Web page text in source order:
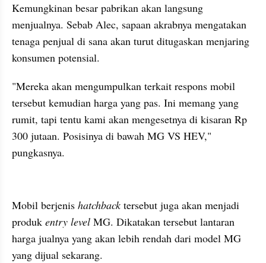
Kemungkinan besar pabrikan akan langsung
menjualnya. Sebab Alec, sapaan akrabnya mengatakan
tenaga penjual di sana akan turut ditugaskan menjaring
konsumen potensial.
"Mereka akan mengumpulkan terkait respons mobil
tersebut kemudian harga yang pas. Ini memang yang
rumit, tapi tentu kami akan mengesetnya di kisaran Rp
300 jutaan. Posisinya di bawah MG VS HEV,"
pungkasnya.
Mobil berjenis hatchback tersebut juga akan menjadi
produk entry level MG. Dikatakan tersebut lantaran
harga jualnya yang akan lebih rendah dari model MG
yang dijual sekarang.